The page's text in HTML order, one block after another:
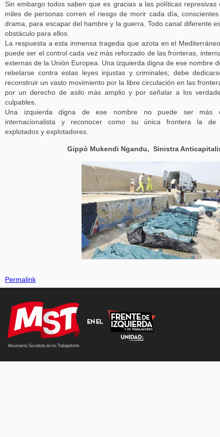
Sin embargo todos saben que es gracias a las políticas represivas
miles de personas corren el riesgo de morir cada día,
drama, para escapar del hambre y la guerra. Todo canal diferente
obstáculo para ellos.
La respuesta a esta inmensa tragedia que azota en el
puede ser el control cada vez más reforzado de las fronteras,
externas de la Unión Europea. Una izquierda digna de ese nombre
rebelarse contra estas leyes injustas y criminales; debe
reconstruir un vasto movimiento por la libre circulación en las
por un derecho de asilo más amplio y por señalar a los
culpables.
Una izquierda digna de ese nombre no puede ser más
internacionalista y reconocer como su única frontera la de
explotados y explotadores.
Gippò Mukendi Ngandu, Sinistra
Permalink